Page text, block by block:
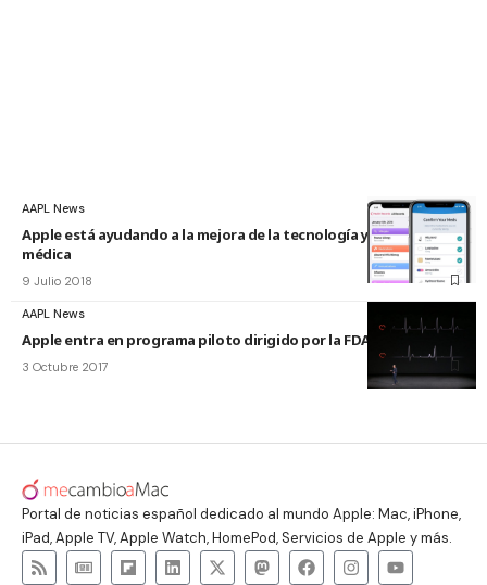
AAPL News
Apple está ayudando a la mejora de la tecnología y la atención
médica
9 Julio 2018
AAPL News
Apple entra en programa piloto dirigido por la FDA
3 Octubre 2017
Portal de noticias español dedicado al mundo Apple: Mac, iPhone,
iPad, Apple TV, Apple Watch, HomePod, Servicios de Apple y más.